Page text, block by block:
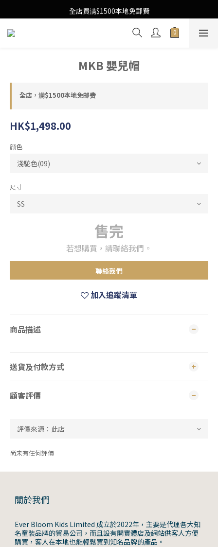
Free Local Shipping Upon $1500 purchase
全店買满$1500本地免郵費
Free Local Shipping Upon $1500 purchase
MKB 嬰兒帽
全店，满$1500本地免邮费
HK$1,498.00
顔色
尺寸
售完
若想購買，請聯絡我們。
聯絡我們
加入追蹤清單
商品描述
送貨及付款方式
顧客評價
尚未有任何評價
關於我們
Ever Bloom Kids Limited 成立於2022年，主要是代理各大知
名童裝品牌的貿易公司，而且設有開實體店及網站供客人方便
購買，客人在本地也能輕鬆買到知名品牌的產品。